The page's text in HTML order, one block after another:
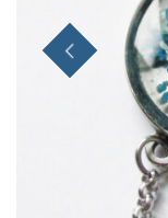
PREVIOUS